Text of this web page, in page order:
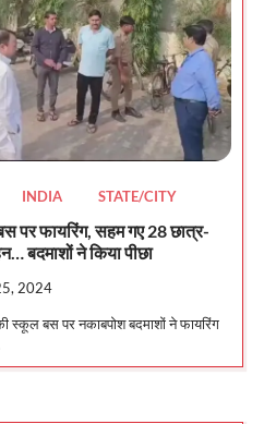
INDIA STATE/CITY
पर फायरिंग, सहम गए 28 छात्र-
बदमाशों ने किया पीछा
2024
स्कूल बस पर नकाबपोश बदमाशों ने फायरिंग